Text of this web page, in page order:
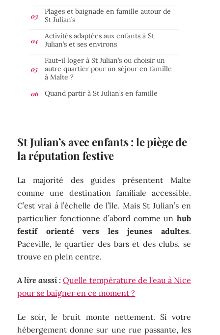
Plages et baignade en famille autour de
St Julian’s
Activités adaptées aux enfants à St
Julian’s et ses environs
Faut-il loger à St Julian’s ou choisir un
autre quartier pour un séjour en famille
à Malte ?
Quand partir à St Julian’s en famille
St Julian’s avec enfants : le piège de
la réputation festive
La majorité des guides présentent Malte
comme une destination familiale accessible.
C’est vrai à l’échelle de l’île. Mais St Julian’s en
particulier fonctionne d’abord comme un hub
festif orienté vers les jeunes adultes.
Paceville, le quartier des bars et des clubs, se
trouve en plein centre.
A lire aussi : Quelle température de l'eau à Nice
pour se baigner en ce moment ?
Le soir, le bruit monte nettement. Si votre
hébergement donne sur une rue passante, les